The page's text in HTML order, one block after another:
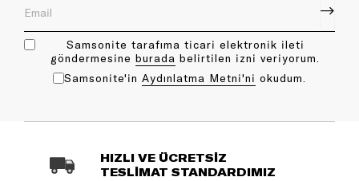
Samsonite tarafıma ticari elektronik ileti
göndermesine bu rada belirtilen izni veriyorum.
Samsonite'in Aydınlatma Metni'ni okudum.
HIZLI VE ÜCRETSİZ
TESLİMAT STANDARDIMIZ